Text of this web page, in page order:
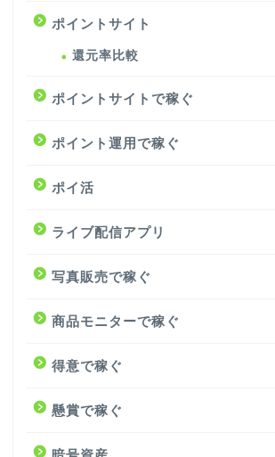
ポイントサイト
還元率比較
ポイントサイトで稼ぐ
ポイント運用で稼ぐ
ポイ活
ライブ配信アプリ
写真販売で稼ぐ
商品モニターで稼ぐ
得意で稼ぐ
懸賞で稼ぐ